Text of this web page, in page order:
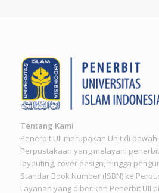
Tentang Kami
Penerbit UII merupakan Unit di
Perpustakaan yang melayani
layouting, cover design, hingga
Standar Book Number (ISBN) ke
Layanan yang diberikan Penerbit UII